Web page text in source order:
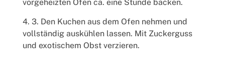
vorgeheizten Ofen ca. eine Stunde backen.
3. Den Kuchen aus dem Ofen nehmen und
vollständig auskühlen lassen. Mit Zuckerguss
und exotischem Obst verzieren.